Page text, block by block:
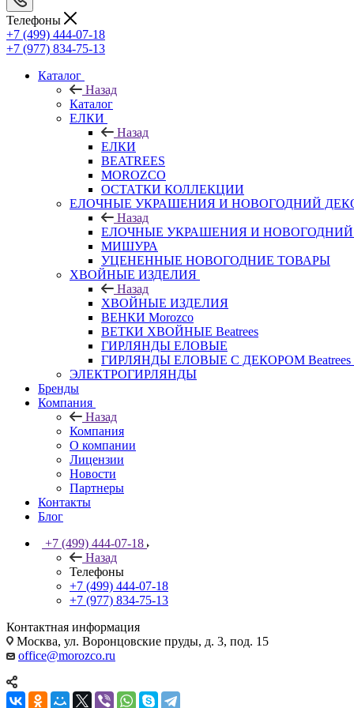
Телефоны
+7 (499) 444-07-18
+7 (977) 834-75-13
Каталог
Назад
Каталог
ЕЛКИ
Назад
ЕЛКИ
BEATREES
MOROZCO
ОСТАТКИ КОЛЛЕКЦИИ
ЕЛОЧНЫЕ УКРАШЕНИЯ И НОВОГОДНИЙ
Назад
ЕЛОЧНЫЕ УКРАШЕНИЯ И НОВОГОДНИЙ
МИШУРА
УЦЕНЕННЫЕ НОВОГОДНИЕ ТОВАРЫ
ХВОЙНЫЕ ИЗДЕЛИЯ
Назад
ХВОЙНЫЕ ИЗДЕЛИЯ
ВЕНКИ Morozco
ВЕТКИ ХВОЙНЫЕ Beatrees
ГИРЛЯНДЫ ЕЛОВЫЕ
ГИРЛЯНДЫ ЕЛОВЫЕ С ДЕКОРОМ Beatrees
ЭЛЕКТРОГИРЛЯНДЫ
Бренды
Компания
Назад
Компания
О компании
Лицензии
Новости
Партнеры
Контакты
Блог
+7 (499) 444-07-18
Назад
Телефоны
+7 (499) 444-07-18
+7 (977) 834-75-13
Контактная информация
Москва, ул. Воронцовские пруды, д. 3, под. 15
office@morozco.ru